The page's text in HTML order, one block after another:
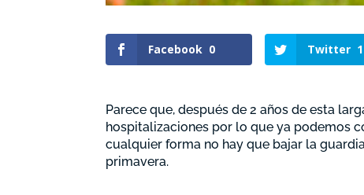
Facebook 0 Twitter 1
Parece que, después de 2 años de esta
hospitalizaciones por lo que ya podemos
cualquier forma no hay que bajar la
primavera.